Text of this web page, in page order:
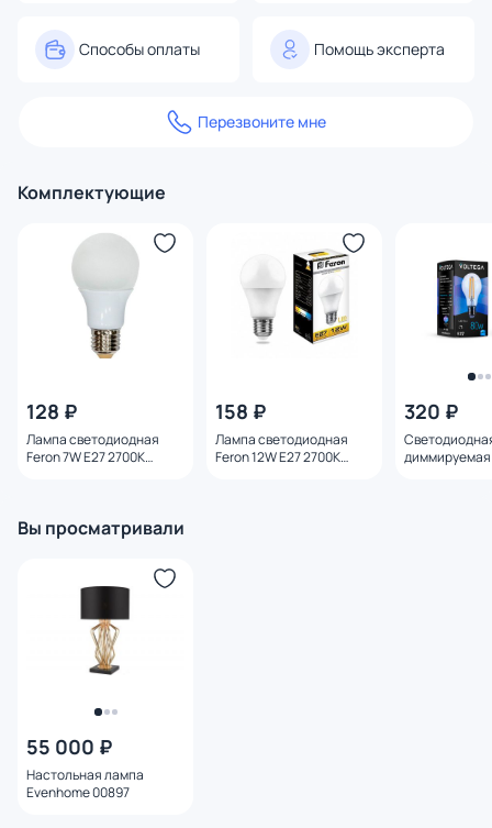
Способы оплаты Помощь эксперта
Перезвоните мне
Комплектующие
128 ₽
Лампа светодиодная
Feron 7W E27 2700K
158 ₽
Лампа светодиодная
Feron 12W E27 2700K
320 ₽
Вы просматривали
55 000 ₽
Настольная лампа
Evenhome 00897